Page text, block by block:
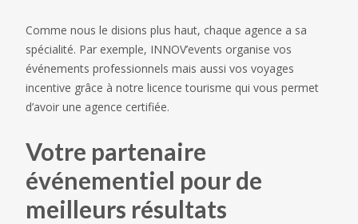
Comme nous le disions plus haut, chaque agence a sa
spécialité. Par exemple, INNOV’events organise vos
événements professionnels mais aussi vos voyages
incentive grâce à notre licence tourisme qui vous permet
d’avoir une agence certifiée.
Votre partenaire
événementiel pour de
meilleurs résultats